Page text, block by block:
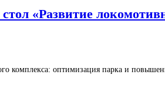
«Развитие
комплекса: оптимизация парка и